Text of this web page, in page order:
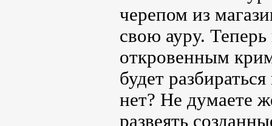
черепом из
свою ауру.
откровенным
будет
нет? Не думаете
развеять